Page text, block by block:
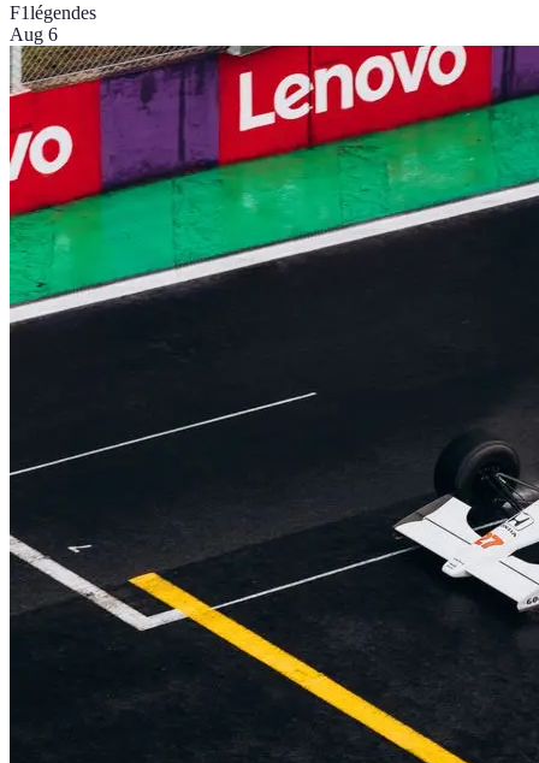
F1légendes
Aug 6